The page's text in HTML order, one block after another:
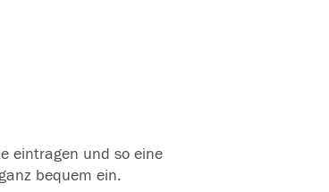
eintragen und so eine
bequem ein.